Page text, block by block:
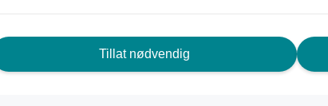
Tillat nødvendig